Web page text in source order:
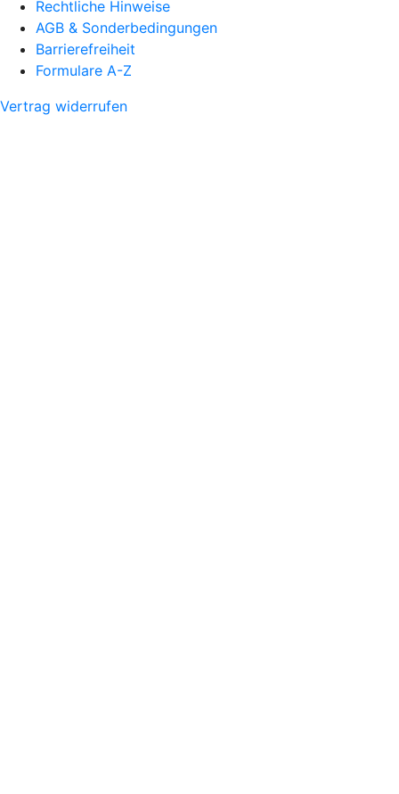
Rechtliche Hinweise
AGB & Sonderbedingungen
Barrierefreiheit
Formulare A-Z
Vertrag widerrufen